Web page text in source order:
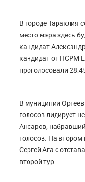
В городе Тараклия
место мэра здесь
кандидат
кандидат от ПСРМ
проголосовали
В муниципии
голосов лидирует
Ансарoв, набравший
голосов. На втором
Сергей Ага с
второй тур.